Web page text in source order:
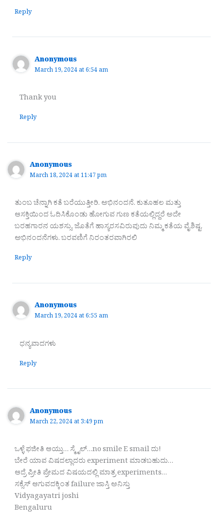
Reply
Anonymous
March 19, 2024 at 6:54 am
Thank you
Reply
Anonymous
March 18, 2024 at 11:47 pm
ತುಂಬ ಚೆನ್ನಾಗಿ ಕತೆ ಬರೆಯುತ್ತೀರಿ. ಅಭಿನಂದನೆ. ಕುತೂಹಲ ಮತ್ತು
ಆಸಕ್ತಿಯಿಂದ ಓದಿಸಿಕೊಂಡು ಹೋಗುವ ಗುಣ ಕತೆಯಲ್ಲಿದ್ದರೆ ಅದೇ
ಬರಹಗಾರನ ಯಶಸ್ಸು. ಜೊತೆಗೆ ಹಾಸ್ಯರಸವಿರುವುದು ನಿಮ್ಮ ಕತೆಯ ವೈಶಿಷ್ಟ.
ಅಭಿನಂದನೆಗಳು. ಬರವಣಿಗೆ ನಿರಂತರವಾಗಿರಲಿ
Reply
Anonymous
March 19, 2024 at 6:55 am
ಧನ್ಯವಾದಗಳು
Reply
Anonymous
March 22, 2024 at 3:49 pm
ಒಳ್ಳೆ ಫಜೀತಿ ಆಯ್ತು… ಸ್ಮೈಲ್…no smile E smail ದು!
ಬೇರೆ ಯಾವ ವಿಷದಲ್ಲಾದರು experiment ಮಾಡಬಹುದು…
ಆದ್ರೆ ಪ್ರೀತಿ ಪ್ರೇಮದ ವಿಷಯದಲ್ಲಿ ಮಾತ್ರ experiments…
ಸಕ್ಸೆಸ್ ಆಗುವದಕ್ಕಿಂತ failure ಜಾಸ್ತಿ ಅನಿಸ್ತು
Vidyagayatri joshi
Bengaluru